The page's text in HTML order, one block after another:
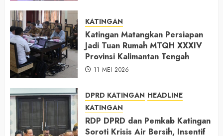
KATINGAN
Katingan Matangkan Persiapan
Jadi Tuan Rumah MTQH XXXIV
Provinsi Kalimantan Tengah
11 MEI 2026
DPRD KATINGAN HEADLINE
KATINGAN
RDP DPRD dan Pemkab Katingan
Soroti Krisis Air Bersih, Insentif